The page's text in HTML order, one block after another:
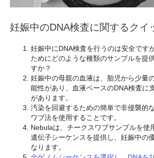
妊娠中のDNA検査に関するクイ
妊娠中にDNA検査を行うのは安全です
ためにどのような種類のサンプルを提
すか？
妊娠中の母親の血液は、胎児から少量
能性があり、血液ベースのDNA検査に
があります。
汚染を回避するための簡単で非侵襲的
ワブ法を使用することです。
Nebulaは、チークスワブサンプルを使
遺伝子シーケンスを提供し、妊娠中の
なります。